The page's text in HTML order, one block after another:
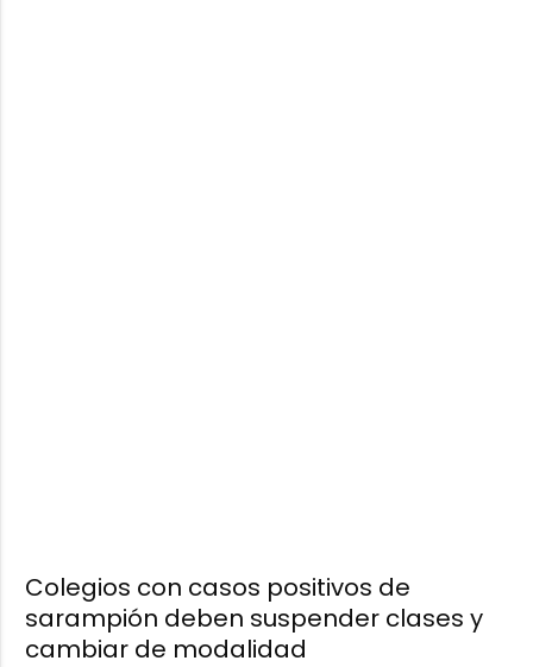
Colegios con casos positivos de
sarampión deben suspender clases y
cambiar de modalidad